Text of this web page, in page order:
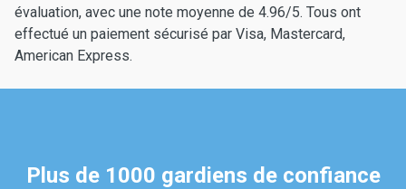
évaluation, avec une note moyenne de 4.96/5. Tous ont
effectué un paiement sécurisé par Visa, Mastercard,
American Express.
Plus de 1000 gardiens de confiance